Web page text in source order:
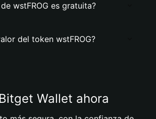
wstFROG es gratuita?
del token wstFROG?
Wallet ahora